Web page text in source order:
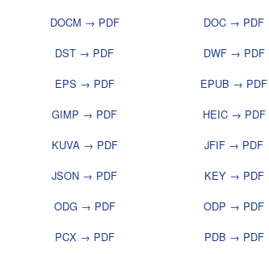
DOCM → PDF DOC → PDF
DST → PDF DWF → PDF
EPS → PDF EPUB → PDF
GIMP → PDF HEIC → PDF
KUVA → PDF JFIF → PDF
JSON → PDF KEY → PDF
ODG → PDF ODP → PDF
PCX → PDF PDB → PDF